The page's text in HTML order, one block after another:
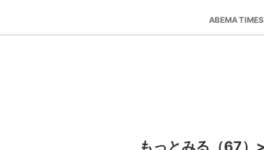
ABEMA TIMES
もっとみる（67）